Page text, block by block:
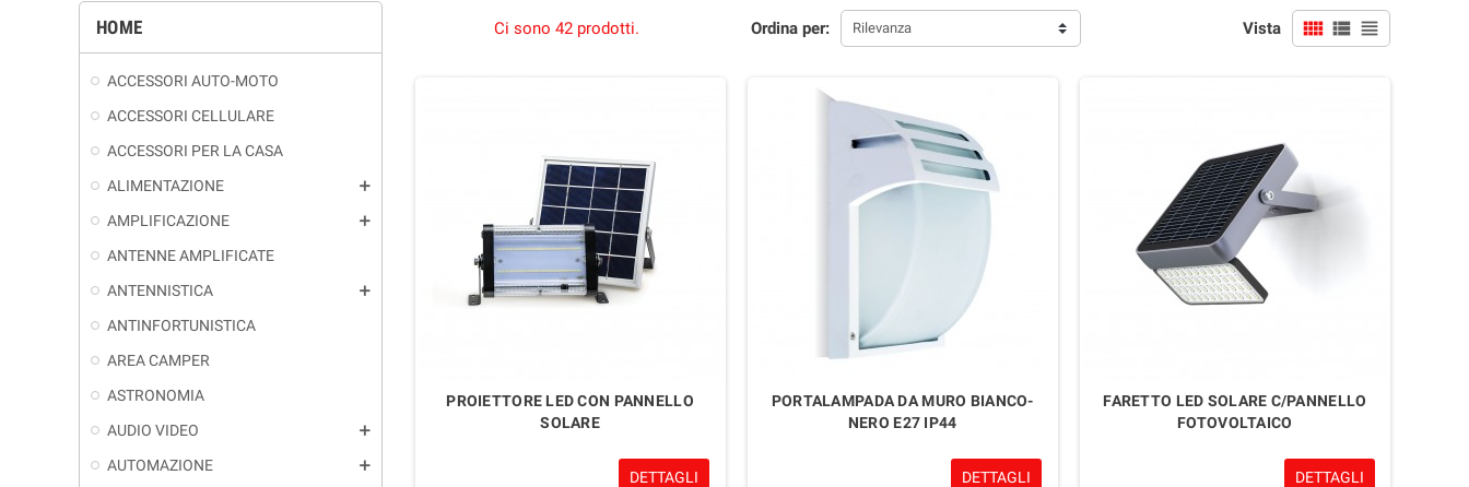
HOME
ACCESSORI AUTO-MOTO
ACCESSORI CELLULARE
ACCESSORI PER LA CASA
ALIMENTAZIONE
add
AMPLIFICAZIONE add
ANTENNE AMPLIFICATE
ANTENNISTICA
add
ANTINFORTUNISTICA
AREA CAMPER
ASTRONOMIA
AUDIO VIDEO
add
AUTOMAZIONE add
Ordina per: Rilevanza Vista view_comfy view_list view_headline
Ci sono 42 prodotti.
PROIETTORE LED CON PANNELLO
SOLARE
DETTAGLI
PORTALAMPADA DA MURO BIANCO-
NERO E27 IP44
DETTAGLI
FARETTO LED SOLARE C/PANNELLO
FOTOVOLTAICO
DETTAGLI